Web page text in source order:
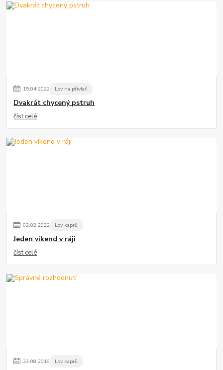
15.04.2022 Lov na přívlač
Dvakrát chycený pstruh
číst celé
02.02.2022 Lov kaprů
Jeden víkend v ráji
číst celé
23.08.2019 Lov kaprů